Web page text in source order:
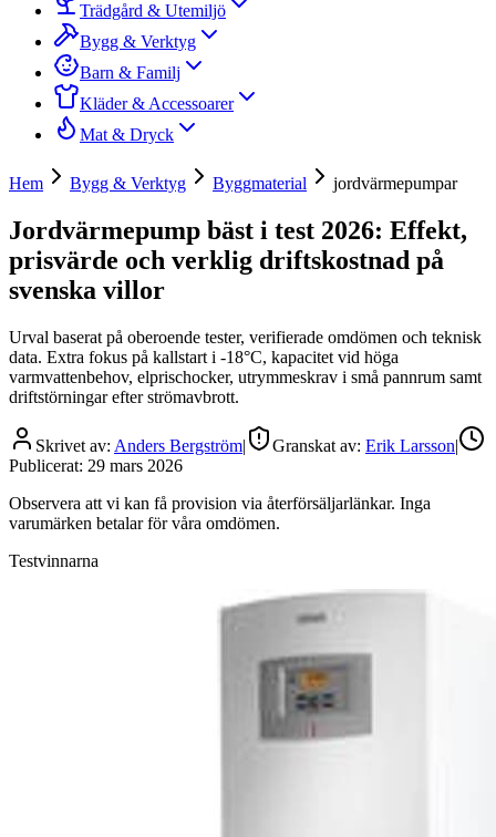
Trädgård & Utemiljö
Bygg & Verktyg
Barn & Familj
Kläder & Accessoarer
Mat & Dryck
Hem Bygg & Verktyg Byggmaterial jordvärmepumpar
Jordvärmepump bäst i test 2026: Effekt,
prisvärde och verklig driftskostnad på
svenska villor
Urval baserat på oberoende tester, verifierade omdömen och teknisk
data. Extra fokus på kallstart i -18°C, kapacitet vid höga
varmvattenbehov, elprischocker, utrymmeskrav i små pannrum samt
driftstörningar efter strömavbrott.
Skrivet av: Anders Bergström| Granskat av: Erik Larsson|
Publicerat: 29 mars 2026
Observera att vi kan få provision via återförsäljarlänkar. Inga
varumärken betalar för våra omdömen.
Testvinnarna